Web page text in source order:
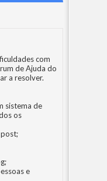
com
de Ajuda do
a resolver.
sistema de
os
e